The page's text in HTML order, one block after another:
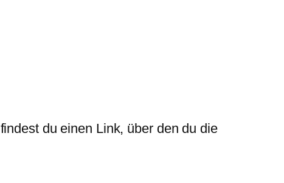
du einen Link, über den du die